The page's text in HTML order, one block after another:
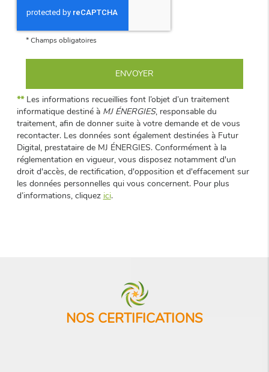
*Champs obligatoires
**Les informations recueillies font l’objet d’un traitement
informatique destiné àMJ ÉNERGIES, responsable du
traitement, afin de donner suite à votre demande et de vous
recontacter. Les données sont également destinées à Futur
Digital, prestataire de MJ ÉNERGIES. Conformément à la
réglementation en vigueur, vous disposez notamment d'un
droit d'accès, de rectification, d'opposition et d'effacement sur
les données personnelles qui vous concernent. Pour plus
d’informations, cliquez ici.
NOS CERTIFICATIONS